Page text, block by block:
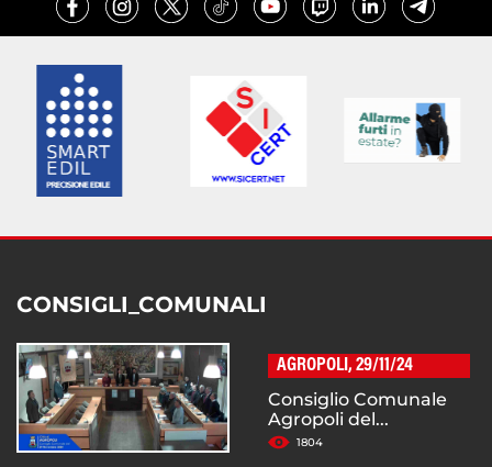
CONSIGLI_COMUNALI
AGROPOLI, 29/11/24
Consiglio Comunale
Agropoli del...
1804